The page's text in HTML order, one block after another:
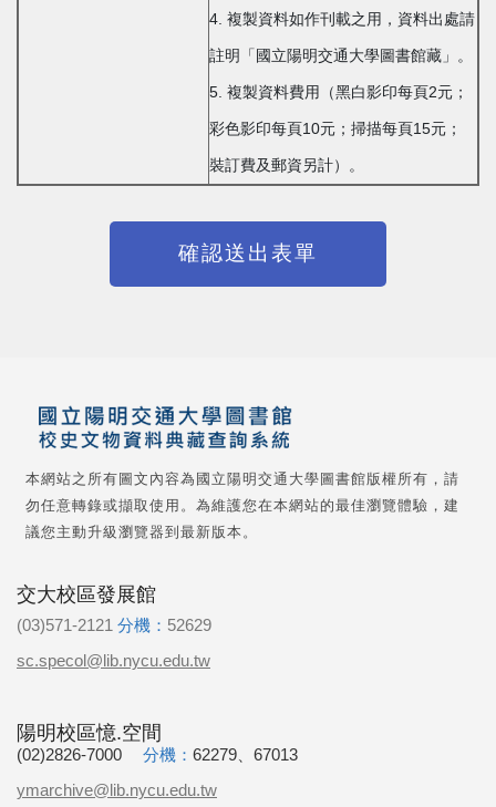
4. 複製資料如作刊載之用，資料出處請
註明「國立陽明交通大學圖書館藏」。
5. 複製資料費用（黑白影印每頁2元；
彩色影印每頁10元；掃描每頁15元；
裝訂費及郵資另計）。
本網站之所有圖文內容為國立陽明交通大學圖書館版權所有，請
勿任意轉錄或擷取使用。為維護您在本網站的最佳瀏覽體驗，建
議您主動升級瀏覽器到最新版本。
交大校區發展館
(03)571-2121 分機： 52629
sc.specol@lib.nycu.edu.tw
陽明校區憶.空間
(02)2826-7000 分機： 62279、67013
ymarchive@lib.nycu.edu.tw